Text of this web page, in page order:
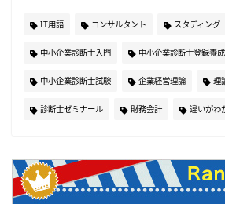
IT用語 コンサルタント スタディング
中小企業診断士入門 中小企業診断士登録養
中小企業診断士試験 企業経営理論 理
診断士ゼミナール 財務会計 違いがわ